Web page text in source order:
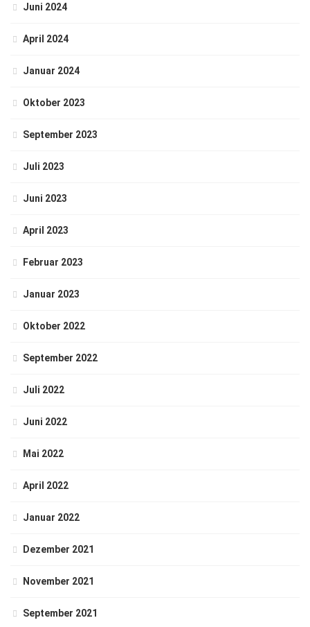
Juni 2024
April 2024
Januar 2024
Oktober 2023
September 2023
Juli 2023
Juni 2023
April 2023
Februar 2023
Januar 2023
Oktober 2022
September 2022
Juli 2022
Juni 2022
Mai 2022
April 2022
Januar 2022
Dezember 2021
November 2021
September 2021